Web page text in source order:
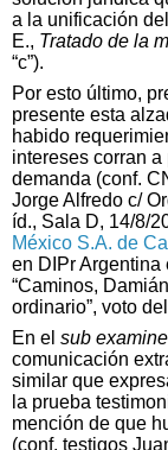
a la unificación
E., Tratado de la
“c”).
Por esto último,
presente esta
habido
intereses corran
demanda (conf.
Jorge Alfredo c/
íd., Sala D, 14/8/
México S.A. de
en DIPr Argentina
“Caminos,
ordinario”, voto
En el sub examine
comunicación
similar que
la prueba
mención de que
(conf. testigos